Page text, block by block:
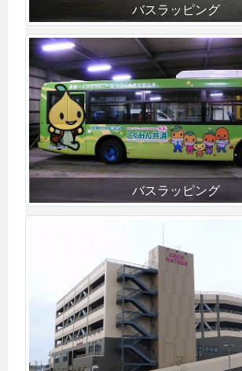
バスラッピング
バスラッピング